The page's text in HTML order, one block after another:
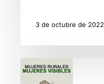
3 de octubre de 2022
Segunda
edición